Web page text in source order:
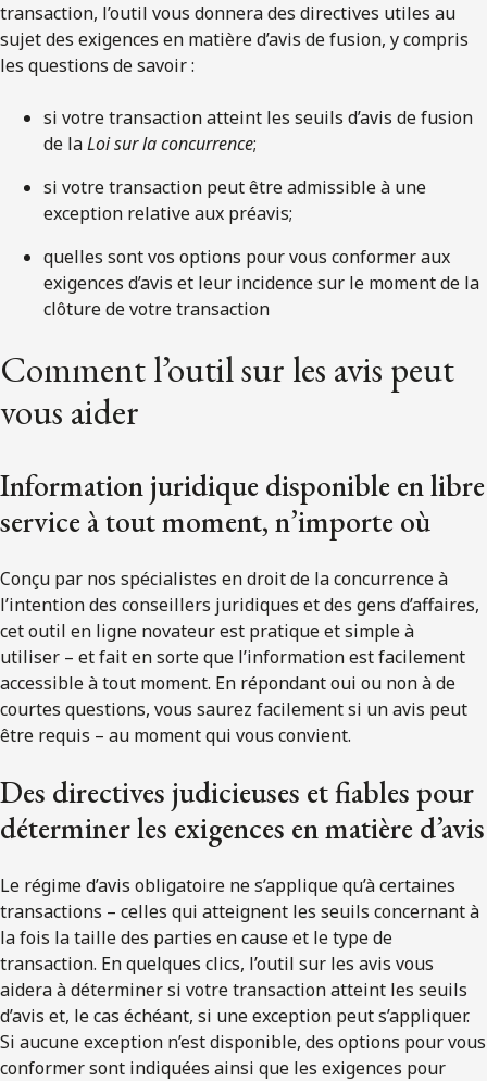
transaction, l’outil vous donnera des directives utiles au
sujet des exigences en matière d’avis de fusion, y compris
les questions de savoir :
si votre transaction atteint les seuils d’avis de fusion
de laLoi sur la concurrence;
si votre transaction peut être admissible à une
exception relative aux préavis;
quelles sont vos options pour vous conformer aux
exigences d’avis et leur incidence sur le moment de la
clôture de votre transaction
Comment l’outil sur les avis peut
vous aider
Information juridique disponible en libre
service à tout moment, n’importe où
Conçu par nos spécialistes en droit de la concurrence à
l’intention des conseillers juridiques et des gens d’affaires,
cet outil en ligne novateur est pratique et simple à
utiliser – et fait en sorte que l’information est facilement
accessible à tout moment. En répondant oui ou non à de
courtes questions, vous saurez facilement si un avis peut
être requis – au moment qui vous convient.
Des directives judicieuses et fiables pour
déterminer les exigences en matière d’avis
Le régime d’avis obligatoire ne s’applique qu’à certaines
transactions – celles qui atteignent les seuils concernant à
la fois la taille des parties en cause et le type de
transaction. En quelques clics, l’outil sur les avis vous
aidera à déterminer si votre transaction atteint les seuils
d’avis et, le cas échéant, si une exception peut s’appliquer.
Si aucune exception n’est disponible, des options pour vous
conformer sont indiquées ainsi que les exigences pour